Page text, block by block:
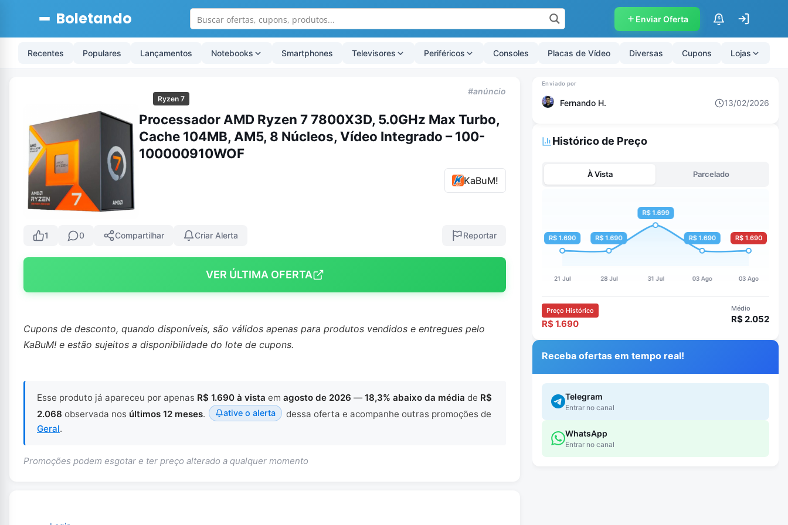
Boletando Enviar Oferta $
Recentes Populares Lançamentos Notebooks Smartphones Televisores Periféricos Consoles Placas de Vídeo Diversas Cupons Lojas
Ryzen 7
#anúncio
Processador AMD Ryzen 7 7800X3D, 5.0GHz Max Turbo,
Cache 104MB, AM5, 8 Núcleos, Vídeo Integrado – 100-
100000910WOF
KaBuM!
1 0 Compartilhar Criar Alerta Reportar
VER ÚLTIMA OFERTA
Cupons de desconto, quando disponíveis, são válidos apenas para produtos vendidos e entregues pelo
KaBuM! e estão sujeitos a disponibilidade do lote de cupons.
Esse produto já apareceu por apenas R$ 1.690 à vista em agosto de 2026 —18,3% abaixo da média de R$
2.068 observada nos últimos 12 meses. ative o alerta
dessa oferta e acompanhe outras promoções de
Geral.
Promoções podem esgotar e ter preço alterado a qualquer momento
Fernando H. 13/02/2026
Histórico de Preço
À Vista Parcelado
Preço Histórico
R$ 1.690
Médio
R$ 2.052
Receba ofertas em tempo real!
Telegram
Entrar no canal
WhatsApp
Entrar no canal